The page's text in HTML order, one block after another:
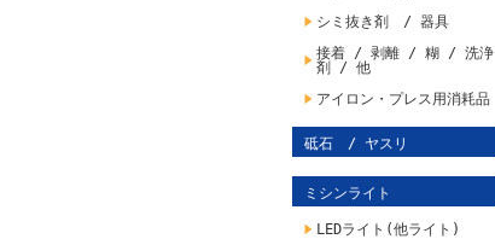
シミ抜き剤 / 器具
接着 / 剥離 / 糊 / 洗浄
剤 / 他
アイロン・プレス用消耗品
砥石 / ヤスリ
ミシンライト
LEDライト(他ライト)